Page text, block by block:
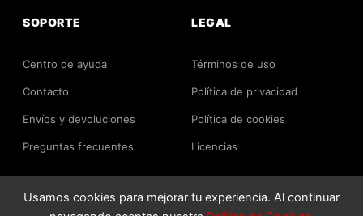
SOPORTE
Centro de ayuda
Contacto
Envíos y devoluciones
Preguntas frecuentes
LEGAL
Términos de uso
Política de privacidad
Política de cookies
Licencias
2026 MusicRockShop. Todos los derechos reservados.
Usamos cookies para mejorar tu experiencia. Al continuar